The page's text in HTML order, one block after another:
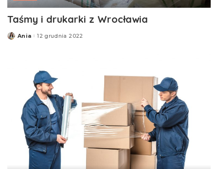
Taśmy i drukarki z Wrocławia
Posted
Ania 12 grudnia 2022